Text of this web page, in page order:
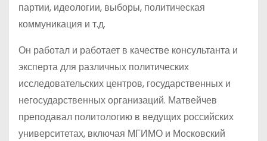
партии, идеологии, выборы, политическая
коммуникация и т.д.
Он работал и работает в качестве консультанта и
эксперта для различных политических
исследовательских центров, государственных и
негосударственных организаций. Матвейчев
преподавал политологию в ведущих российских
университетах, включая МГИМО и Московский